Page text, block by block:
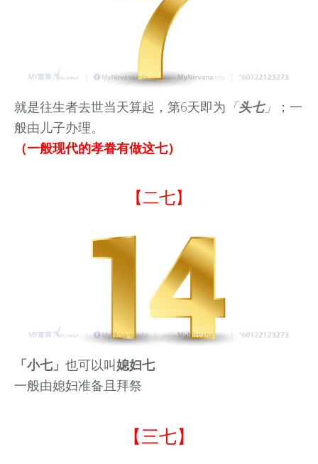
就是往生者去世当天算起，第6天即为 「头七」
；一
般由儿子办理。
（一般现代的孝眷有做这七）
【二七】
「小七」 也可以叫媳妇七
一般由媳妇准备且拜祭
【三七】